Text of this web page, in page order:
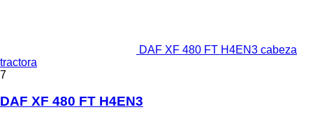
DAF XF 480 FT H4EN3 cabeza
tractora
7
DAF XF 480 FT H4EN3